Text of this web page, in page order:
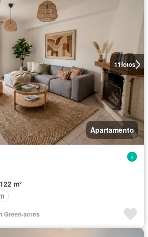
11fotos
Apartamento
122 m²
Green-acres